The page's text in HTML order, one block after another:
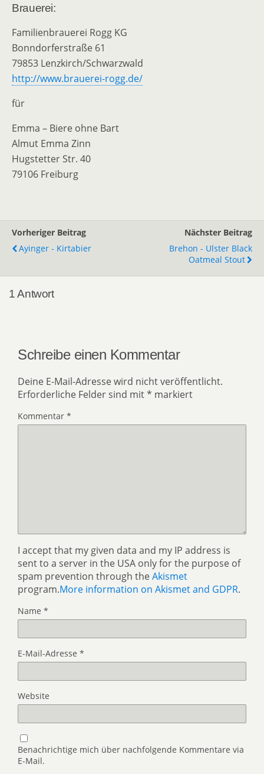
Brauerei:
Familienbrauerei Rogg KG
Bonndorferstraße 61
79853 Lenzkirch/Schwarzwald
http://www.brauerei-rogg.de/
für
Emma – Biere ohne Bart
Almut Emma Zinn
Hugstetter Str. 40
79106 Freiburg
Vorheriger Beitrag
Ayinger - Kirtabier
Nächster Beitrag
Brehon - Ulster Black
Oatmeal Stout
1 Antwort
Schreibe einen Kommentar
Deine E-Mail-Adresse wird nicht veröffentlicht.
Erforderliche Felder sind mit* markiert
Kommentar *
I accept that my given data and my IP address is
sent to a server in the USA only for the purpose of
spam prevention through theAkismet
program.More information on Akismet and GDPR.
Name *
E-Mail-Adresse *
Website
Benachrichtige mich über nachfolgende Kommentare via
E-Mail.